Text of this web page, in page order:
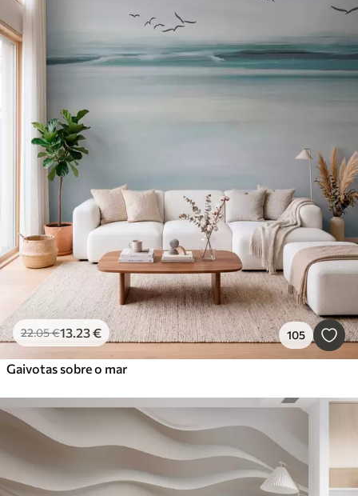
22.05€13.23€ 105
Gaivotas sobre o mar